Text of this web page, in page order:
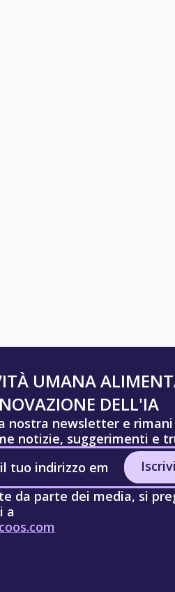
UMANA
DELL'IA
nostra newsletter e
notizie, suggerimenti e
da parte dei media, si
a